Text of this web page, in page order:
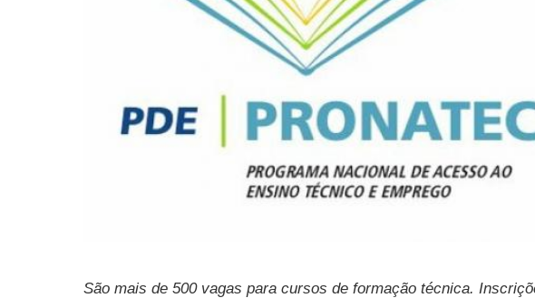
São mais de 500 vagas para cursos de formação técnica.